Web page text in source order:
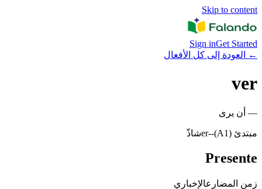
Skip to content
Sign inGet Started
←
العودة إلى كل الأفعال
ver
— أن يرى
مبتدئ (A1) -
-er شاذّ
Presente
زمن المضارعالإخباري